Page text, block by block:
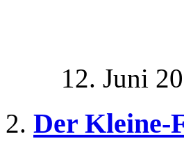
12. Juni
Der Kleine-